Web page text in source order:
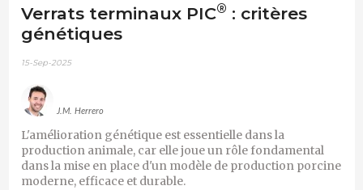
Verrats terminaux PIC® : critères
génétiques
15-Sep-2025
J.M. Herrero
L'amélioration génétique est essentielle dans la
production animale, car elle joue un rôle fondamental
dans la mise en place d'un modèle de production porcine
moderne, efficace et durable.